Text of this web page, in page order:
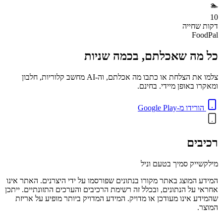
🏊
10
דקות שחייה
FoodPal
כל מה שאכלתם, בכמה שניות
צלמו את הצלחת או כתבו מה אכלתם, וה-AI מחשב קלוריות, חלבון
ומאקרו באופן מיידי. בחינם.
הורידו מ-Google Play
רכיבים
מילקשייק סמיך בטעם וניל
המידע המוצג באתר מקורו בנתונים שפורסמו על ידי היצרנים. האתר אינו
אחראי על הנתונים, ובכלל זה רשימת הרכיבים והערכים התזונתיים. ייתכן
שהמידע אינו מעודכן או מדויק. המידע המדויק ביותר מופיע על אריזת
המוצר.